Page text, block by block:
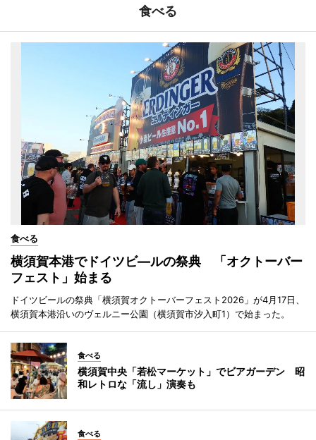
食べる
食べる
横須賀本港でドイツビ―ルの祭典 「オクトーバー
フェスト」始まる
ドイツビールの祭典「横須賀オクトーバーフェスト2026」が4月17日、
横須賀本港沿いのヴェルニー公園（横須賀市汐入町1）で始まった。
食べる
横須賀中央「若松マーケット」でビアガーデン 昭
和レトロな「流し」演奏も
食べる